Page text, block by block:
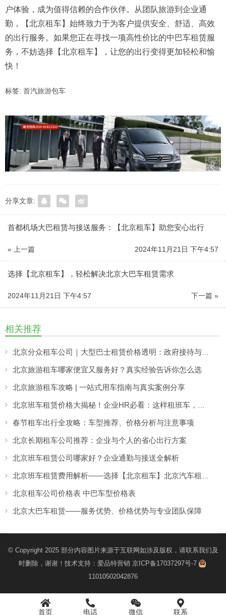
户体验，成为值得信赖的合作伙伴。从团队旅游到企业通
勤，【北京租车】始终致力于为客户提供安全、舒适、高效
的出行服务。如果您正在寻找一项高性价比的中巴车租赁服
务，不妨选择【北京租车】，让您的出行变得更加轻松和愉
快！
标签: 首汽旅游包车
分享文章:
首都机场大巴租赁与接送服务：【北京租车】助您安心出行
« 上一篇 2024年11月21日 下午4:57
选择【北京租车】，轻松解决北京大巴车租赁需求
下一篇 »
2024年11月21日 下午4:57
相关推荐
北京分众租车公司｜大型巴士租赁价格透明：政府接待与大型活动用车更省心
北京旅游租车哪家便宜又服务好？真实经验告诉你怎么选
北京旅游租车攻略 | 一站式用车指南与真实案例分享
北京班车租赁价格大揭秘！企业HR必看：这样租班车，一年省出10万+！
春节租车出行全攻略：车型推荐、价格分析与注意事项
北京长期租车公司推荐：企业与个人的省心出行方案
北京班车租赁公司哪家好？企业通勤与接送全解析
北京班车租赁费用解析——选择【北京租车】北京汽车租赁更省心
北京租车公司价格表 中巴车型价格表
北京大巴车租赁——服务优势、价格优势与专业团队保障
© Copyright 2025 部分内容图片来源于互联网如涉及版权，请联系我们及
时删除，谢谢！技术支持： 爱品特营销 京ICP备17037297号-7
11010502042876
首页 电话 微信 联系